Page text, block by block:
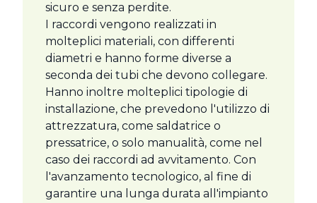
sicuro e senza perdite.
I raccordi vengono realizzati in
molteplici materiali, con differenti
diametri e hanno forme diverse a
seconda dei tubi che devono collegare.
Hanno inoltre molteplici tipologie di
installazione, che prevedono l'utilizzo di
attrezzatura, come saldatrice o
pressatrice, o solo manualità, come nel
caso dei raccordi ad avvitamento. Con
l'avanzamento tecnologico, al fine di
garantire una lunga durata all'impianto